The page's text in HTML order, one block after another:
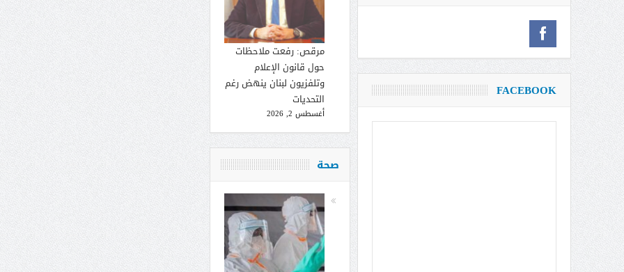
مرقص: رفعت ملاحظات
حول قانون الإعلام
وتلفزيون لبنان ينهض رغم
التحديات
أغسطس 2, 2026
صحة
FACEBOOK